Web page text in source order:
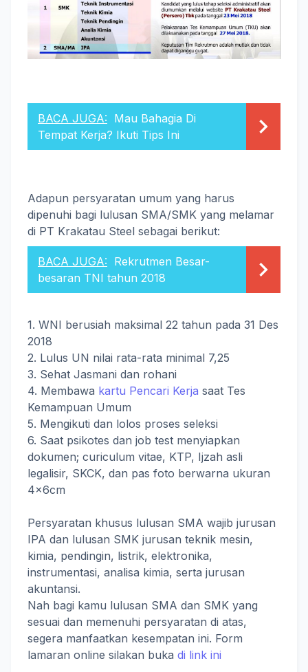
BACA JUGA: Mau Bahagia Di
Tempat Kerja? Ikuti Tips Ini
Adapun persyaratan umum yang harus
dipenuhi bagi lulusan SMA/SMK yang melamar
di PT Krakatau Steel sebagai berikut:
BACA JUGA: Rekrutmen Besar-
besaran TNI tahun 2018
1. WNI berusiah maksimal 22 tahun pada 31 Des
2018
2. Lulus UN nilai rata-rata minimal 7,25
3. Sehat Jasmani dan rohani
4. Membawa kartu Pencari Kerja saat Tes
Kemampuan Umum
5. Mengikuti dan lolos proses seleksi
6. Saat psikotes dan job test menyiapkan
dokumen; curiculum vitae, KTP, Ijzah asli
legalisir, SKCK, dan pas foto berwarna ukuran
4x6cm
Persyaratan khusus lulusan SMA wajib jurusan
IPA dan lulusan SMK jurusan teknik mesin,
kimia, pendingin, listrik, elektronika,
instrumentasi, analisa kimia, serta jurusan
akuntansi.
Nah bagi kamu lulusan SMA dan SMK yang
sesuai dan memenuhi persyaratan di atas,
segera manfaatkan kesempatan ini. Form
lamaran online silakan buka di link ini